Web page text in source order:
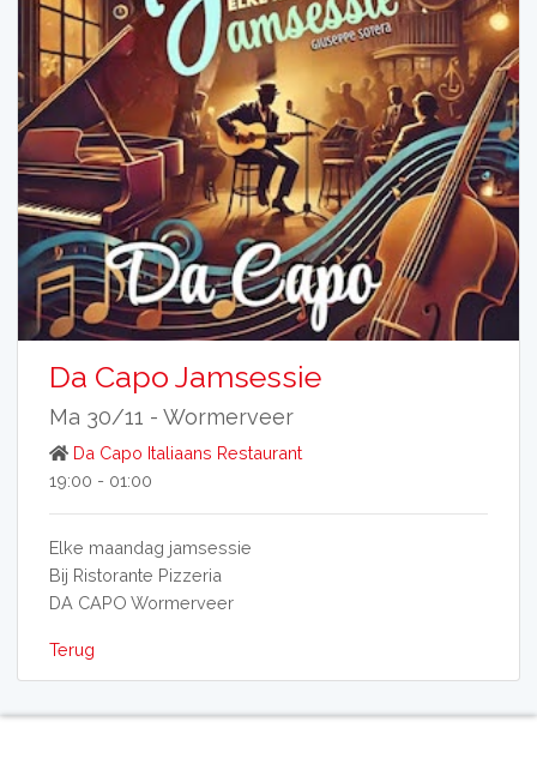
Da Capo Jamsessie
Ma 30/11 - Wormerveer
Da Capo Italiaans Restaurant
19:00 - 01:00
Elke maandag jamsessie
Bij Ristorante Pizzeria
DA CAPO Wormerveer
Terug